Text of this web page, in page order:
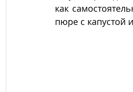
как
пюре с капустой